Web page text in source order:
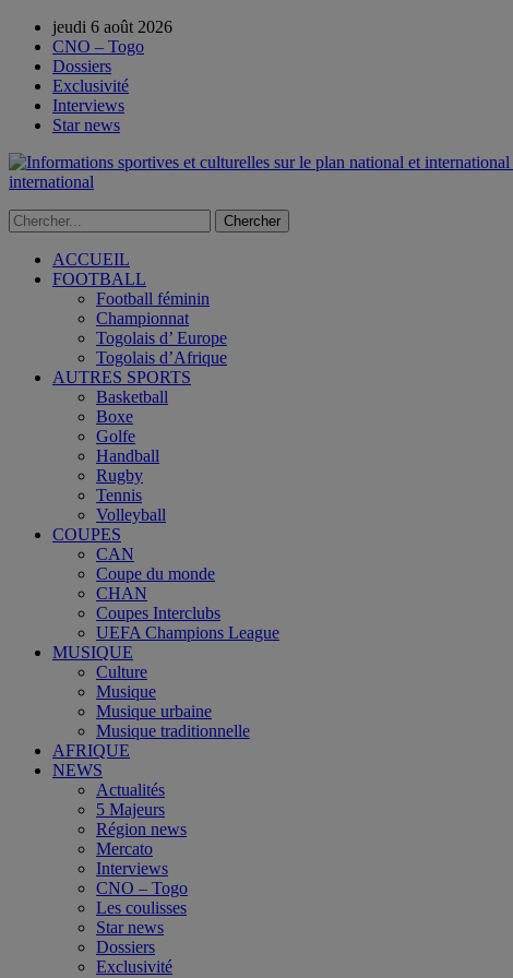
jeudi 6 août 2026
CNO – Togo
Dossiers
Exclusivité
Interviews
Star news
international
ACCUEIL
FOOTBALL
Football féminin
Championnat
Togolais d’ Europe
Togolais d’Afrique
AUTRES SPORTS
Basketball
Boxe
Golfe
Handball
Rugby
Tennis
Volleyball
COUPES
CAN
Coupe du monde
CHAN
Coupes Interclubs
UEFA Champions League
MUSIQUE
Culture
Musique
Musique urbaine
Musique traditionnelle
AFRIQUE
NEWS
Actualités
5 Majeurs
Région news
Mercato
Interviews
CNO – Togo
Les coulisses
Star news
Dossiers
Exclusivité